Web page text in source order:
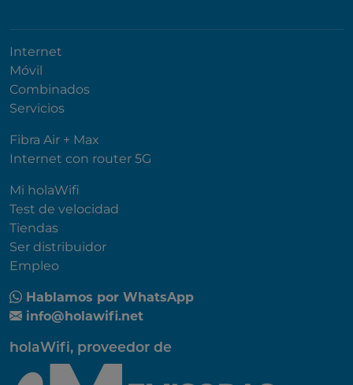
Internet
Móvil
Combinados
Servicios
Fibra Air + Max
Internet con router 5G
Mi holaWifi
Test de velocidad
Tiendas
Ser distribuidor
Empleo
Hablamos por WhatsApp
info@holawifi.net
holaWifi, proveedor de